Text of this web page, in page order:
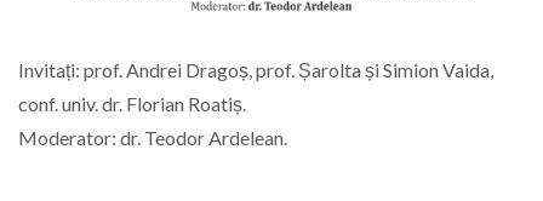
Invitați: prof. Andrei Dragoș, prof. Șarolta și Simion Vaida,
conf. univ. dr. Florian Roatiș.
Moderator: dr. Teodor Ardelean.